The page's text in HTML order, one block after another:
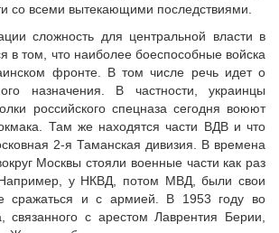
со всеми вытекающими последствиями.
сложность для центральной власти в
в том, что наиболее боеспособные войска
фронте. В том числе речь идет о
назначения. В частности, украинцы
российского спецназа сегодня воюют
Там же находятся части ВДВ и что
2-я Таманская дивизия. В времена
Москвы стояли военные части как раз
Например, у НКВД, потом МВД, были свои
сражаться и с армией. В 1953 году во
связанного с арестом Лаврентия Берии,